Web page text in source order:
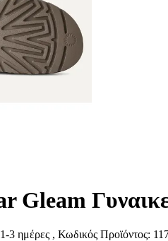
Gleam
3 ημέρες , Κωδικός Προϊόντος: